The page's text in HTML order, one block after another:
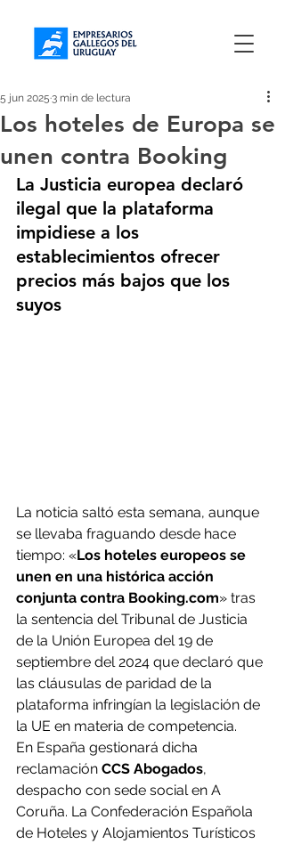
Los hoteles de Europa se
unen contra Booking
5 jun 2025 3 min de lectura
La Justicia europea declaró
ilegal que la plataforma
impidiese a los
establecimientos ofrecer
precios más bajos que los
suyos
La noticia saltó esta semana, aunque
se llevaba fraguando desde hace
tiempo: «Los hoteles europeos se
unen en una histórica acción
conjunta contra Booking.com» tras
la sentencia del Tribunal de Justicia
de la Unión Europea del 19 de
septiembre del 2024 que declaró que
las cláusulas de paridad de la
plataforma infringían la legislación de
la UE en materia de competencia.
En España gestionará dicha
reclamación CCS Abogados,
despacho con sede social en A
Coruña. La Confederación Española
de Hoteles y Alojamientos Turísticos